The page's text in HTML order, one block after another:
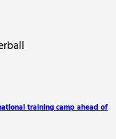
training camp ahead of